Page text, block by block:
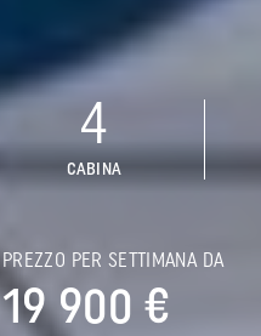
4
CABINA
PREZZO PER SETTIMANA DA
19 900 €